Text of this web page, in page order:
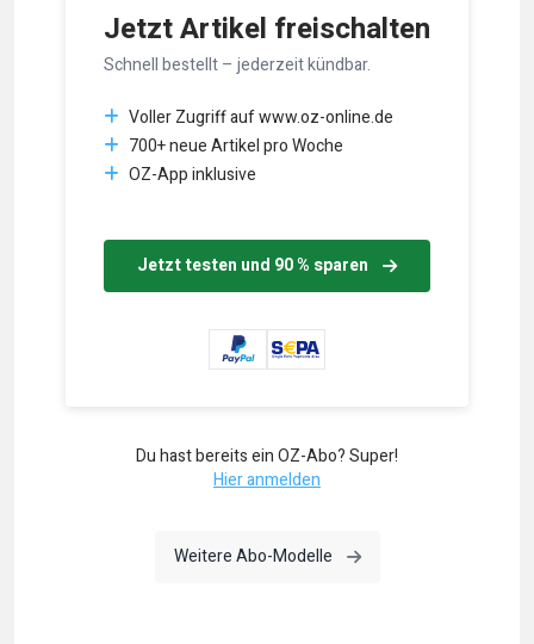
Jetzt Artikel freischalten
Schnell bestellt – jederzeit kündbar.
Voller Zugriff auf www.oz-online.de
700+ neue Artikel pro Woche
OZ-App inklusive
Jetzt testen und 90 % sparen
Du hast bereits ein OZ-Abo? Super!
Hier anmelden
Weitere Abo-Modelle